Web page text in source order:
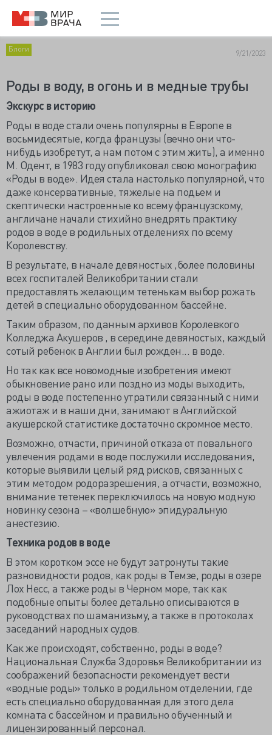
Блоги 9/21/2023
Роды в воду, в огонь и в медные трубы
Экскурс в историю
Роды в воде стали очень популярны в Европе в
восьмидесятые, когда французы (вечно они что-
нибудь изобретут, а нам потом с этим жить), а именно
М. Одент, в 1983 году опубликовал свою монографию
«Роды в воде». Идея стала настолько популярной, что
даже консервативные, тяжелые на подьем и
скептически настроенные ко всему французскому,
англичане начали стихийно внедрять практику
родов в воде в родильных отделениях по всему
Королевству.
В результате, в начале девяностых ,более половины
всех госпиталей Великобритании стали
предоставлять желающим тетенькам выбор рожать
детей в специально оборудованном бассейне.
Таким образом, по данным архивов Королевкого
Колледжа Акушеров , в середине девяностых, каждый
сотый ребенок в Англии был рожден... в воде.
Но так как все новомодные изобретения имеют
обыкновение рано или поздно из моды выходить,
роды в воде постепенно утратили связанный с ними
ажиотаж и в наши дни, занимают в Английской
акушерской статистике достаточно скромное место.
Возможно, отчасти, причиной отказа от повального
увлечения родами в воде послужили исследования,
которые выявили целый ряд рисков, связанных с
этим методом родоразрешения, а отчасти, возможно,
внимание тетенек переключилось на новую модную
новинку сезона – «волшебную» эпидуральную
анестезию.
Техника родов в воде
В этом коротком эссе не будут затронуты такие
разновидности родов, как роды в Темзе, роды в озере
Лох Несс, а также роды в Черном море, так как
подобные опыты более детально описываются в
руководствах по шаманизьму, а также в протоколах
заседаний народных судов.
Как же происходят, собственно, роды в воде?
Национальная Служба Здоровья Великобритании из
соображений безопасности рекомендует вести
«водные роды» только в родильном отделении, где
есть специально оборудованная для этого дела
комната с бассейном и правильно обученный и
лицензированный персонал.